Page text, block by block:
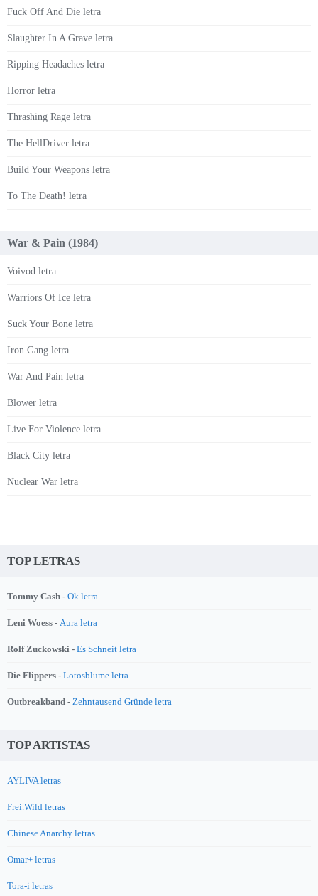
Fuck Off And Die letra
Slaughter In A Grave letra
Ripping Headaches letra
Horror letra
Thrashing Rage letra
The HellDriver letra
Build Your Weapons letra
To The Death! letra
War & Pain (1984)
Voivod letra
Warriors Of Ice letra
Suck Your Bone letra
Iron Gang letra
War And Pain letra
Blower letra
Live For Violence letra
Black City letra
Nuclear War letra
TOP LETRAS
Tommy Cash - Ok letra
Leni Woess - Aura letra
Rolf Zuckowski - Es Schneit letra
Die Flippers - Lotosblume letra
Outbreakband - Zehntausend Gründe letra
TOP ARTISTAS
AYLIVA letras
Frei.Wild letras
Chinese Anarchy letras
Omar+ letras
Tora-i letras